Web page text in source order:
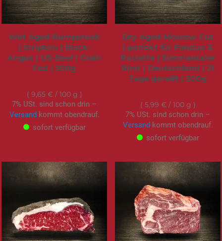
Wet Aged Rumpsteak
| Striploin | Black-
Angus | US-Beef | Grain
Fed | 300g
9,65 €/ 100 g
7% USt. sind schon drin –
Versandkommt obendrauf.
sofort verfügbar
Dry Aged Moscow Cut
| perfekt für Fondue &
Raclette | Simmentaler
Rind | Deutschland | 21
Tage gereift | 500g
5,99 €/ 100 g
7% USt. sind schon drin –
Versandkommt obendrauf.
sofort verfügbar